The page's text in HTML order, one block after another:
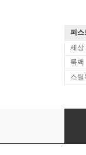
퍼스
세상
룩백
스틸